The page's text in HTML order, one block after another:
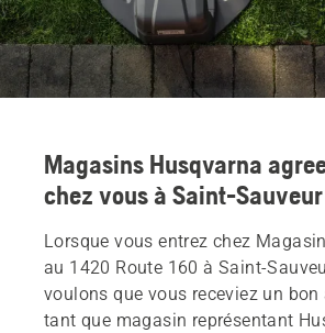
Magasins Husqvarna
chez vous à Saint-Sauveur
Lorsque vous entrez chez
au 1420 Route 160 à Saint-
voulons que vous receviez un bon
tant que magasin représentant